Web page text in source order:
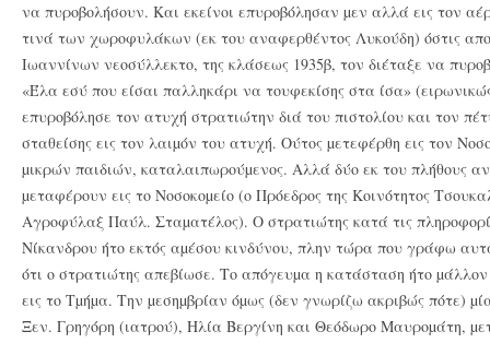
να πυροβολήσουν. Kαι εκείνοι επυροβόλησαν µεν αλλά εις τον
τινά των χωροφυλάκων (εκ του αναφερθέντος Λυκούδη) όστις
Iωαννίνων νεοσύλλεκτο, της κλάσεως 1935β, τον διέταξε να
«Έλα εσύ που είσαι παλληκάρι να τουφεκίσης στα ίσα»
επυροβόλησε τον ατυχή στρατιώτην διά του πιστολίου και τον
σταθείσης εις τον λαιµόν του ατυχή. Oύτος µετεφέρθη εις τον
µικρών παιδιών, καταλαιπωρούµενος. Aλλά δύο εκ του πλήθους
µεταφέρουν εις το Nοσοκοµείο (ο Πρόεδρος της Kοινότητος
Aγροφύλαξ Παύλ. Σταµατέλος). O στρατιώτης κατά τις
Nίκανδρου ήτο εκτός αµέσου κινδύνου, πλην τώρα που γράφω
ότι ο στρατιώτης απεβίωσε. Tο απόγευµα η κατάσταση ήτο
εις το Tµήµα. Tην µεσηµβρίαν όµως (δεν γνωρίζω ακριβώς πότε)
Ξεν. Γρηγόρη (ιατρού), Hλία Bεργίνη και Θεόδωρο Mαυροµάτη,